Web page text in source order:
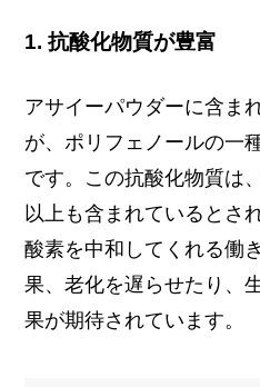
1. 抗酸化物質が豊富
アサイーパウダーに含ま
が、ポリフェノールの一
です。この抗酸化物質は
以上も含まれているとさ
酸素を中和してくれる働
果、老化を遅らせたり、
果が期待されています。